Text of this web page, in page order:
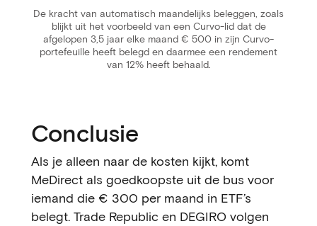
De kracht van automatisch maandelijks beleggen, zoals
blijkt uit het voorbeeld van een Curvo-lid dat de
afgelopen 3,5 jaar elke maand € 500 in zijn Curvo-
portefeuille heeft belegd en daarmee een rendement
van 12% heeft behaald.
Conclusie
Als je alleen naar de kosten kijkt, komt
MeDirect als goedkoopste uit de bus voor
iemand die € 300 per maand in ETF’s
belegt. Trade Republic en DEGIRO volgen